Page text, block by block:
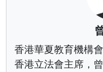
香港華夏教育機構
香港立法會主席，